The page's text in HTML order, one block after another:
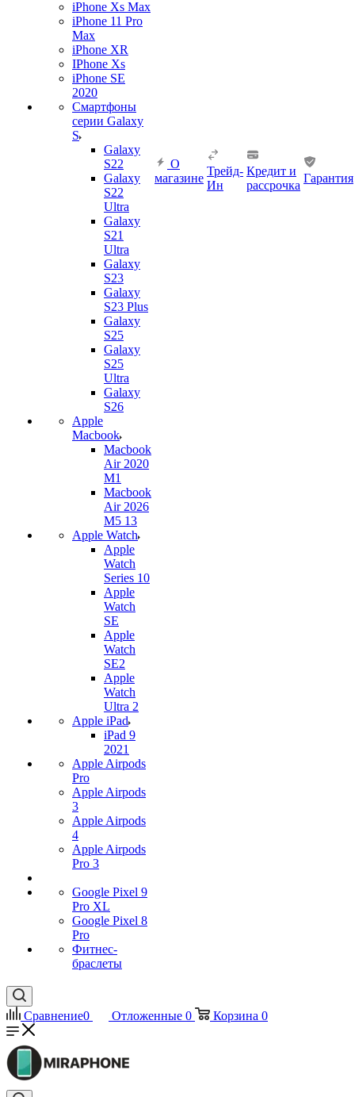
iPhone Xs Max
iPhone 11 Pro
Max
iPhone XR
IPhone Xs
iPhone SE
2020
Смартфоны
серии Galaxy
S
Galaxy
S22
Galaxy
S22
Ultra
Galaxy
S21
Ultra
Galaxy
S23
Galaxy
S23 Plus
Galaxy
S25
Galaxy
S25
Ultra
Galaxy
S26
Apple
Macbook
Macbook
Air 2020
M1
Macbook
Air 2026
M5 13
Apple Watch
Apple
Watch
Series 10
Apple
Watch
SE
Apple
Watch
SE2
Apple
Watch
Ultra 2
Apple iPad
iPad 9
2021
Apple Airpods
Pro
Apple Airpods
3
Apple Airpods
4
Apple Airpods
Pro 3
Google Pixel 9
Pro XL
Google Pixel 8
Pro
Фитнес-
браслеты
О
магазине
Трейд-
Ин
Кредит и
рассрочка
Гарантия
Сравнение0 Отложенные 0 Корзина 0